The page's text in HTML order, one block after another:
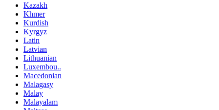
Kazakh
Khmer
Kurdish
Kyrgyz
Latin
Latvian
Lithuanian
Luxembou..
Macedonian
Malagasy
Malay
Malayalam